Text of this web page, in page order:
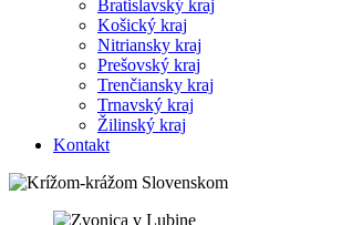
Bratislavský kraj
Košický kraj
Nitriansky kraj
Prešovský kraj
Trenčiansky kraj
Trnavský kraj
Žilinský kraj
Kontakt